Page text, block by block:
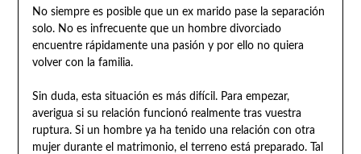
No siempre es posible que un ex marido pase la separación
solo. No es infrecuente que un hombre divorciado
encuentre rápidamente una pasión y por ello no quiera
volver con la familia.
Sin duda, esta situación es más difícil. Para empezar,
averigua si su relación funcionó realmente tras vuestra
ruptura. Si un hombre ya ha tenido una relación con otra
mujer durante el matrimonio, el terreno está preparado. Tal